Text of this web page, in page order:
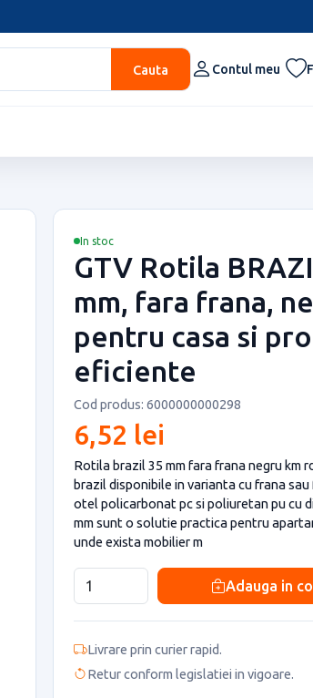
Cauta Contul meu
In stoc
GTV Rotila
mm, fara frana,
pentru casa si
eficiente
Cod produs: 6000000000298
6,52 lei
Rotila brazil 35 mm fara frana negru km
brazil disponibile in varianta cu frana
otel policarbonat pc si poliuretan pu cu
mm sunt o solutie practica pentru
unde exista mobilier m
Adauga in
Livrare prin curier rapid.
Retur conform legislatiei in vigoare.